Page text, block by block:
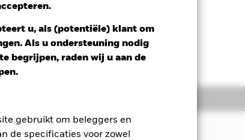
u, als (potentiële) klant om
Als u ondersteuning nodig
begrijpen, raden wij u aan de
gebruikt om beleggers en
de specificaties voor zowel